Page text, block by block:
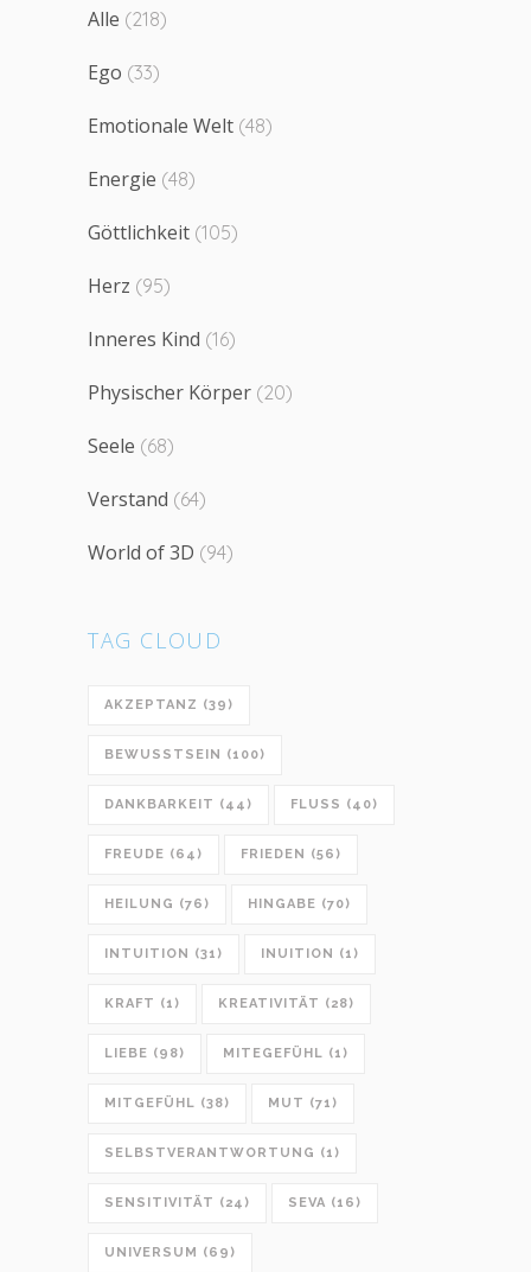
Alle (218)
Ego (33)
Emotionale Welt (48)
Energie (48)
Göttlichkeit (105)
Herz (95)
Inneres Kind (16)
Physischer Körper (20)
Seele (68)
Verstand (64)
World of 3D (94)
TAG CLOUD
AKZEPTANZ (39)
BEWUSSTSEIN (100)
DANKBARKEIT (44) FLUSS (40)
FREUDE (64) FRIEDEN (56)
HEILUNG (76) HINGABE (70)
INTUITION (31) INUITION (1)
KRAFT (1) KREATIVITÄT (28)
LIEBE (98) MITEGEFÜHL (1)
MITGEFÜHL (38) MUT (71)
SELBSTVERANTWORTUNG (1)
SENSITIVITÄT (24) SEVA (16)
UNIVERSUM (69)